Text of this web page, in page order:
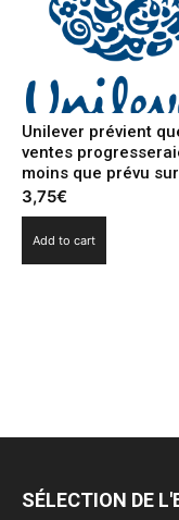
Unilever prévient
ventes
moins que prévu
3,75€
Add to cart
SÉLECTION DE